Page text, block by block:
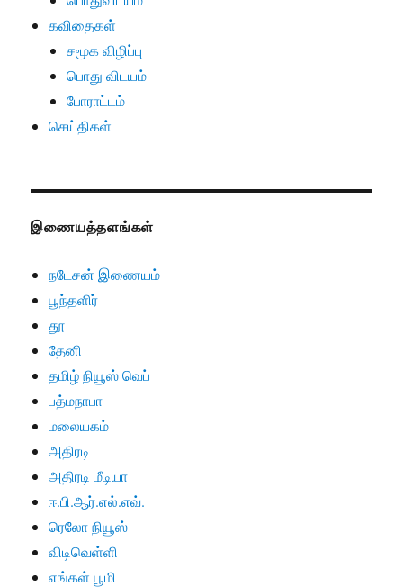
கவிதைகள்
சமூக விழிப்பு
பொது விடயம்
போராட்டம்
செய்திகள்
இணையத்தளங்கள்
நடேசன் இணையம்
பூந்தளிர்
தூ
தேனி
தமிழ் நியூஸ் வெப்
பத்மநாபா
மலையகம்
அதிரடி
அதிரடி மீடியா
ஈ.பி.ஆர்.எல்.எவ்.
ரெலோ நியூஸ்
விடிவெள்ளி
எங்கள் பூமி